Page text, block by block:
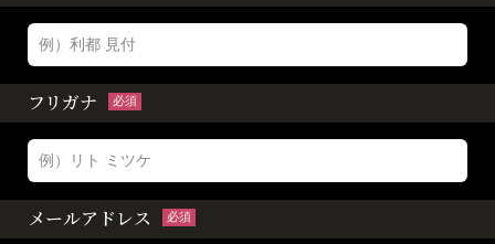
フリガナ 必須
メールアドレス 必須